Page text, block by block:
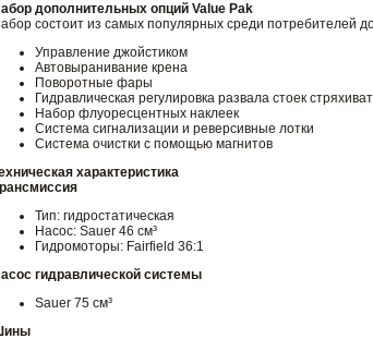
дополнительных опций Value Pak
состоит из самых популярных среди потребителей
Управление джойстиком
Автовыранивание крена
Поворотные фары
Гидравлическая регулировка развала стоек
Набор флуоресцентных наклеек
Система сигнализации и реверсивные лотки
Система очистки с помощью магнитов
характеристика
Тип: гидростатическая
Насос: Sauer 46 см³
Гидромоторы: Fairfield 36:1
гидравлической системы
Sauer 75 см³